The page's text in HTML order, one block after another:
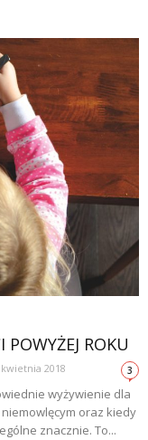
POWYŻEJ ROKU
2018 3
wyżywienie dla
oraz kiedy
znacznie. To...